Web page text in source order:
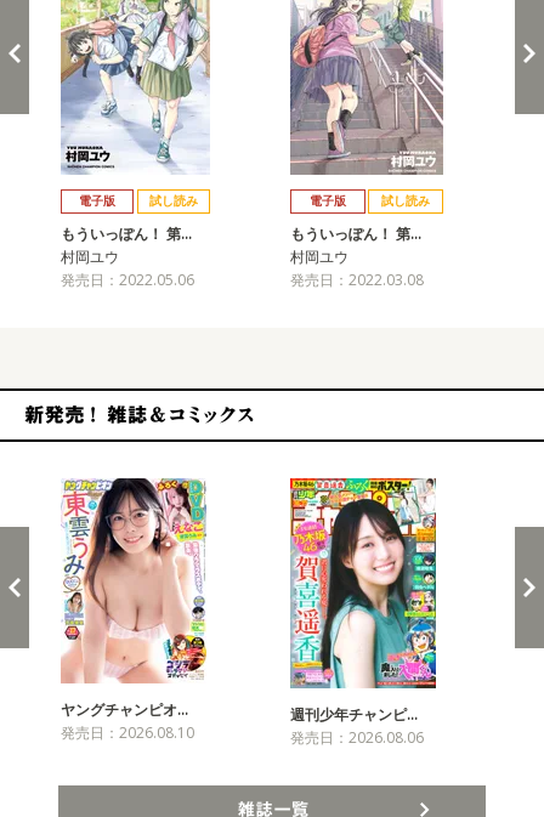
電子版 試し読み
もういっぽん！ 第…
村岡ユウ
発売日：2022.05.06
電子版 試し読み
もういっぽん！ 第…
村岡ユウ
発売日：2022.03.08
ヤングチャンピオ…
発売日：2026.08.10
週刊少年チャンピ…
発売日：2026.08.06